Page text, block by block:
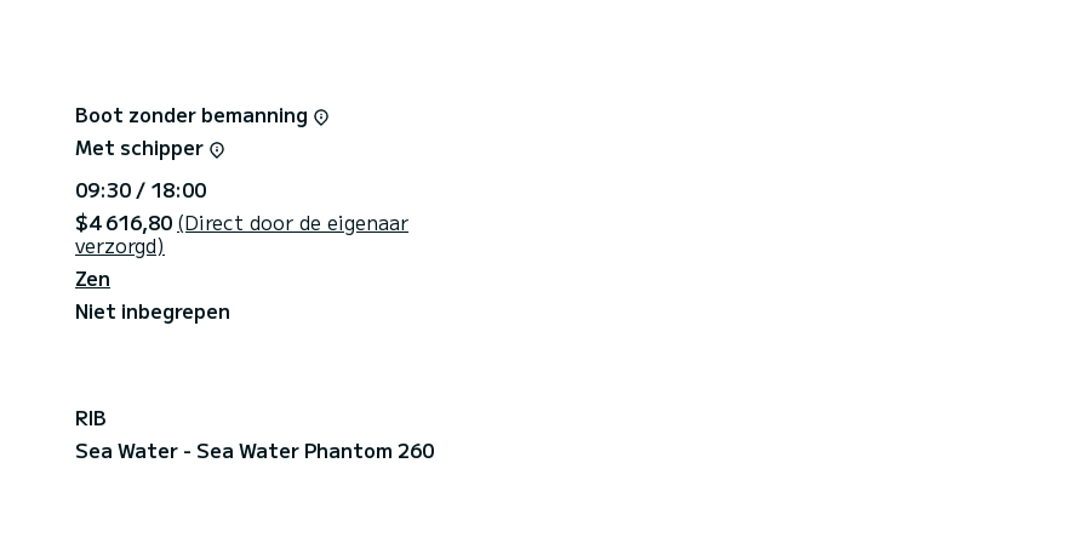
wateren. Een van de mooiste zeeën van
zee.
bereikbaar over zee, weg van de
Marina di Portisco. U kunt gebruikmaken van de
(tegen betaling) of van de gratis openbare
Boot zonder bemanning
Met schipper
09:30 / 18:00
$4 616,80 (Direct door de eigenaar
verzorgd)
Zen
Niet inbegrepen
RIB
Sea Water - Sea Water Phantom 260